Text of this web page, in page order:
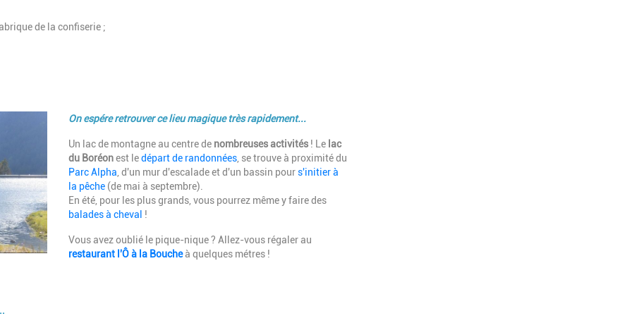
de la confiserie ;
Description
On espére retrouver ce lieu magique très rapidement...
Un lac de montagne au centre de nombreuses activités! Le lac
du Boréonest ledépart de randonnées, se trouve à proximité du
Parc Alpha, d'un mur d'escalade et d'un bassin pours'initier à
la pêche(de mai à septembre).
En été, pour les plus grands, vous pourrez même y faire des
balades à cheval !
Vous avez oublié le pique-nique ? Allez-vous régaler au
restaurant l'Ô à la Boucheà quelques métres !